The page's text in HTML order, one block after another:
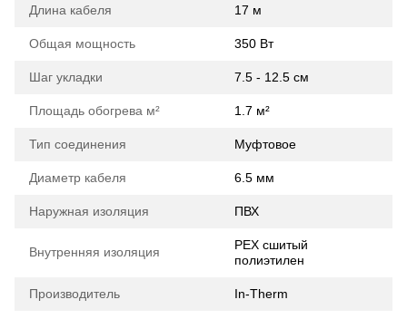
Длина кабеля 17 м
Общая мощность 350 Вт
Шаг укладки 7.5 - 12.5 см
Площадь обогрева м² 1.7 м²
Тип соединения Муфтовое
Диаметр кабеля 6.5 мм
Наружная изоляция ПВХ
Внутренняя изоляция
PEX сшитый
полиэтилен
Производитель In-Therm